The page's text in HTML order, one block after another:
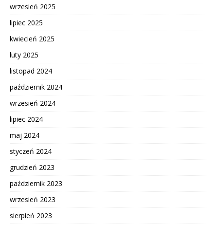
wrzesień 2025
lipiec 2025
kwiecień 2025
luty 2025
listopad 2024
październik 2024
wrzesień 2024
lipiec 2024
maj 2024
styczeń 2024
grudzień 2023
październik 2023
wrzesień 2023
sierpień 2023